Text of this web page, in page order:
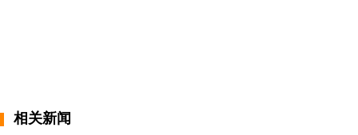
相关新闻